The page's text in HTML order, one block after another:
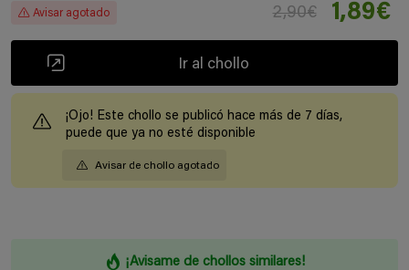
Avisar agotado 2,90€ 1,89€
Ir al chollo
¡Ojo! Este chollo se publicó hace más de 7 días,
puede que ya no esté disponible
Avisar de chollo agotado
¡Avisame de chollos similares!